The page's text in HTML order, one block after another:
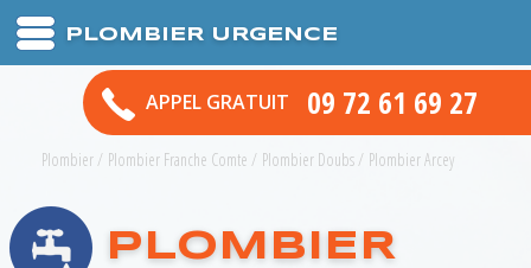
PLOMBIER URGENCE
APPEL GRATUIT 09 72 61 69 27
Plombier/ Plombier Franche Comte / Plombier Doubs/ Plombier Arcey
PLOMBIER